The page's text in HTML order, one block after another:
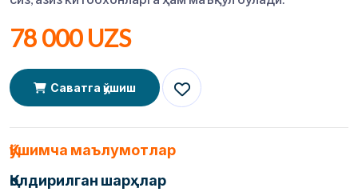
78 000 UZS
Саватга қўшиш
Қўшимча маълумотлар
Қолдирилган шарҳлар